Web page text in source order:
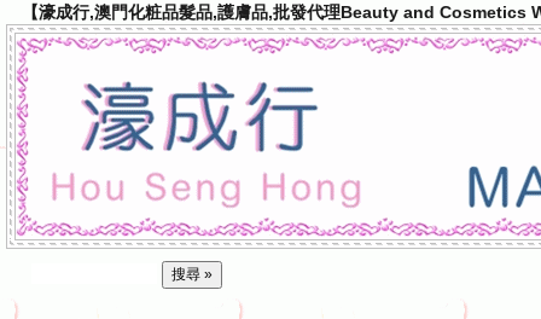
【濠成行,澳門化粧品髮品,護膚品,批發代理Beauty and Cosmetics